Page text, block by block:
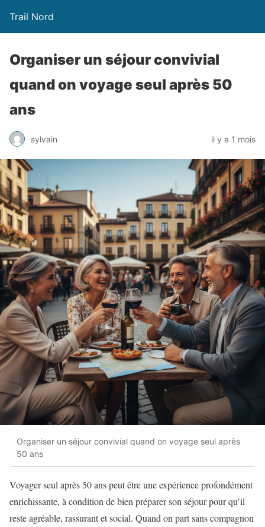
Trail Nord
Organiser un séjour convivial
quand on voyage seul après 50
ans
sylvain il y a 1 mois
Organiser un séjour convivial quand on voyage seul après
50 ans
Voyager seul après 50 ans peut être une expérience profondément
enrichissante, à condition de bien préparer son séjour pour qu’il
reste agréable, rassurant et social. Quand on part sans compagnon